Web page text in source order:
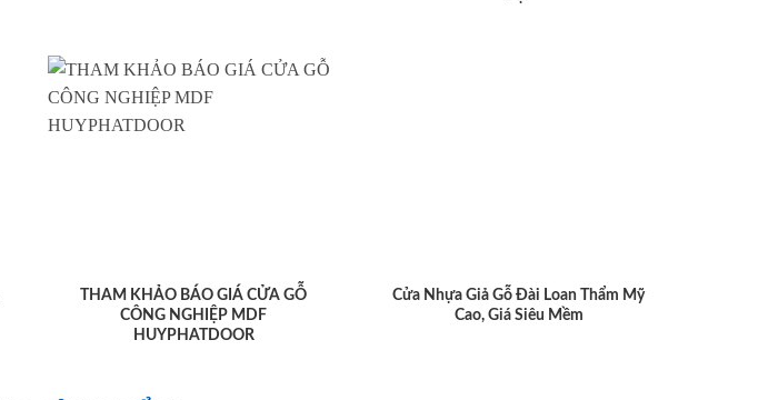
THAM KHẢO BÁO GIÁ CỬA GỖ
CÔNG NGHIỆP MDF
HUYPHATDOOR
Cửa Nhựa Giả Gỗ Đài Loan Thẩm Mỹ
Cao, Giá Siêu Mềm